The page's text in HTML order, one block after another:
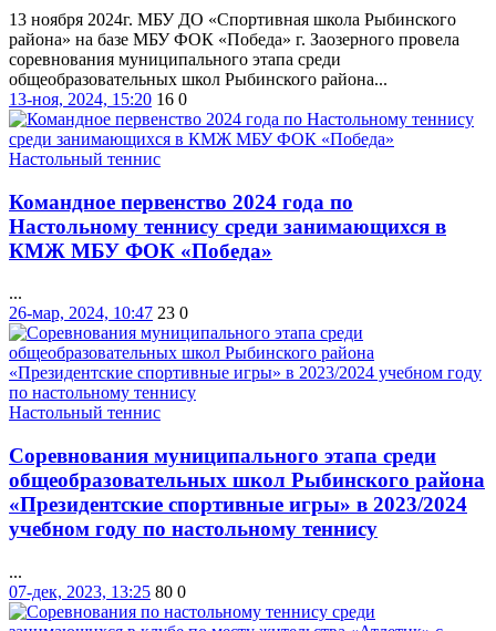
13 ноября 2024г. МБУ ДО «Спортивная школа Рыбинского
района» на базе МБУ ФОК «Победа» г. Заозерного провела
соревнования муниципального этапа среди
общеобразовательных школ Рыбинского района...
13-ноя, 2024, 15:20 16 0
Настольный теннис
Командное первенство 2024 года по
Настольному теннису среди занимающихся в
КМЖ МБУ ФОК «Победа»
...
26-мар, 2024, 10:47 23 0
Настольный теннис
Соревнования муниципального этапа среди
общеобразовательных школ Рыбинского района
«Президентские спортивные игры» в 2023/2024
учебном году по настольному теннису
...
07-дек, 2023, 13:25 80 0